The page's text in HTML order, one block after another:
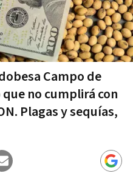
Campo de
no cumplirá con
Plagas y sequías,